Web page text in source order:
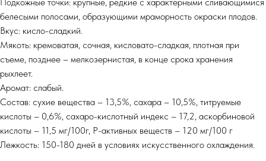
белесыми полосами, образующими мраморность окраски плодов.
Вкус: кисло-сладкий.
Мякоть: кремоватая, сочная, кисловато-сладкая, плотная при
съеме, позднее – мелкозернистая, в конце срока хранения
рыхлеет.
Аромат: слабый.
Состав: сухие вещества – 13,5%, сахара – 10,5%, титруемые
кислоты – 0,6%, сахаро-кислотный индекс – 17,2, аскорбиновой
кислоты – 11,5 мг/100г, Р-активных веществ – 120 мг/100 г
Лежкость: 150-180 дней в условиях искусственного охлаждения.